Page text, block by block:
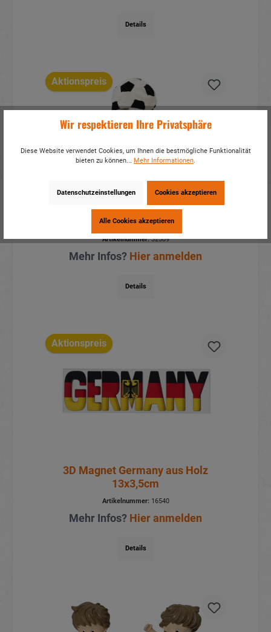
Details
Aktionspreis
Mütze Fußball aus Plüsch 50cm
Artikelnummer:32509
Mehr Infos? Hier anmelden
Details
Aktionspreis
3D Magnet Germany aus Holz
13x3,5cm
Artikelnummer:16540
Mehr Infos? Hier anmelden
Details
Wir respektieren Ihre Privatsphäre
Diese Website verwendet Cookies, um Ihnen die bestmögliche Funktionalität
bieten zu können... Mehr Informationen.
Datenschutzeinstellungen Cookies akzeptieren
Alle Cookies akzeptieren